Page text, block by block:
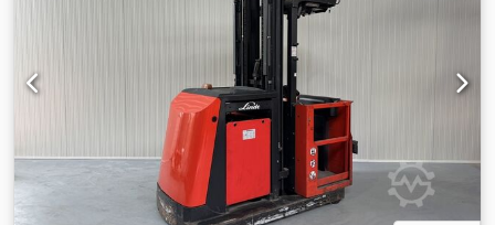
Provozní hodiny: 1660 hodin Baterie: 24 V / 930 Ah – rok
výroby 22 Cedezrfnnepfx Am Ejrf Příslušenství: Kompletní
výbava !! – DVOJITÉ řízení !!!! - Speciální bezpečnostní
zábrany !! - Nastavitelné vidlice! - 2 x modré pracovní